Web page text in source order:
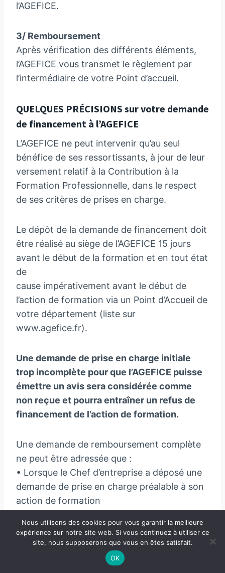
l’AGEFICE.
3/ Remboursement
Après vérification des différents éléments,
l’AGEFICE vous transmet le règlement par
l’intermédiaire de votre Point d’accueil.
QUELQUES PRÉCISIONS sur votre demande
de financement à l’AGEFICE
L’AGEFICE ne peut intervenir qu’au seul
bénéfice de ses ressortissants, à jour de leur
versement relatif à la Contribution à la
Formation Professionnelle, dans le respect
de ses critères de prises en charge.
Le dépôt de la demande de financement doit
être réalisé au siège de l’AGEFICE 15 jours
avant le début de la formation et en tout état
de
cause impérativement avant le début de
l’action de formation via un Point d’Accueil de
votre département (liste sur
www.agefice.fr).
Une demande de prise en charge initiale
trop incomplète pour que l’AGEFICE puisse
émettre un avis sera considérée comme
non reçue et pourra entraîner un refus de
financement de l’action de formation.
Une demande de remboursement complète
ne peut être adressée que :
• Lorsque le Chef d’entreprise a déposé une
demande de prise en charge préalable à son
action de formation
reçu un accord de prise en charge de
l’AGEFICE,
• Dans un délai maximum de quatre (4) mois
Nous utilisons des cookies pour vous garantir la meilleure
expérience sur notre site web. Si vous continuez à utiliser ce
site, nous supposerons que vous en êtes satisfait.
OK